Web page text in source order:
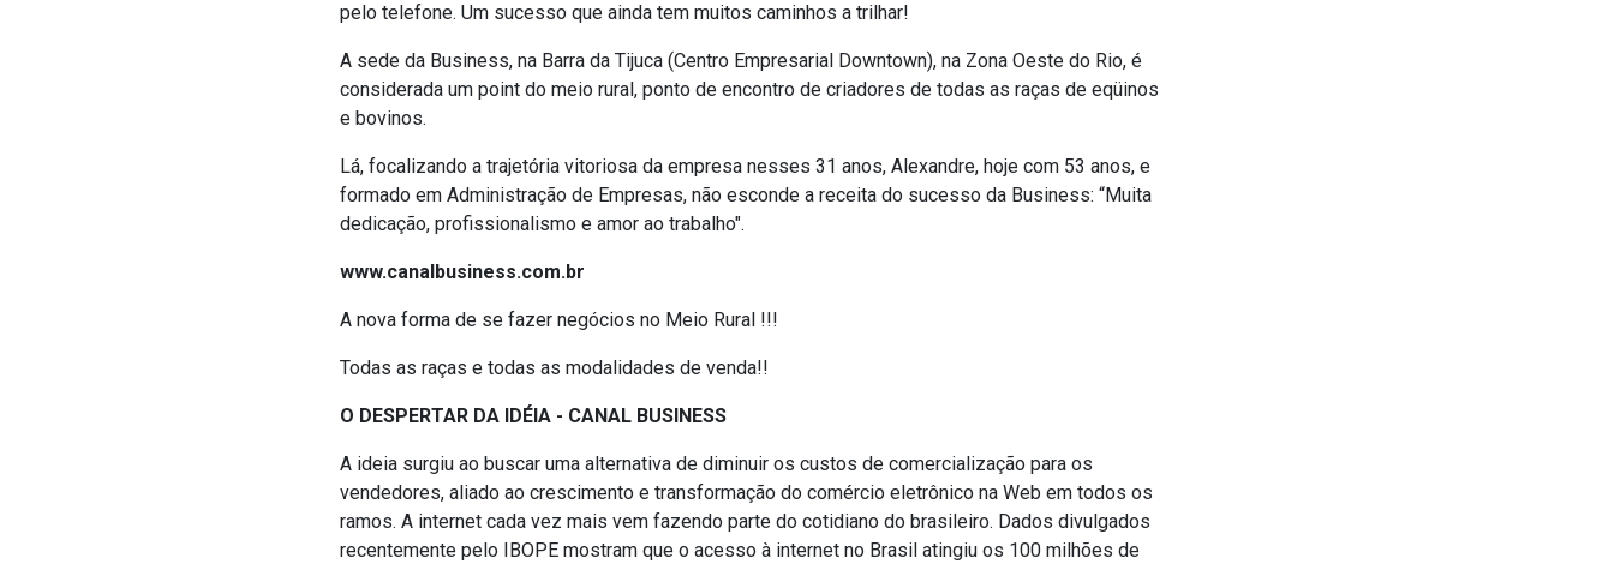
pelo telefone. Um sucesso que ainda tem muitos caminhos a trilhar!
A sede da Business, na Barra da Tijuca (Centro Empresarial Downtown), na Zona Oeste do Rio, é
considerada um point do meio rural, ponto de encontro de criadores de todas as raças de eqüinos
e bovinos.
Lá, focalizando a trajetória vitoriosa da empresa nesses 31 anos, Alexandre, hoje com 53 anos, e
formado em Administração de Empresas, não esconde a receita do sucesso da Business: “Muita
dedicação, profissionalismo e amor ao trabalho".
www.canalbusiness.com.br
A nova forma de se fazer negócios no Meio Rural !!!
Todas as raças e todas as modalidades de venda!!
O DESPERTAR DA IDÉIA - CANAL BUSINESS
A ideia surgiu ao buscar uma alternativa de diminuir os custos de comercialização para os
vendedores, aliado ao crescimento e transformação do comércio eletrônico na Web em todos os
ramos. A internet cada vez mais vem fazendo parte do cotidiano do brasileiro. Dados divulgados
recentemente pelo IBOPE mostram que o acesso à internet no Brasil atingiu os 100 milhões de